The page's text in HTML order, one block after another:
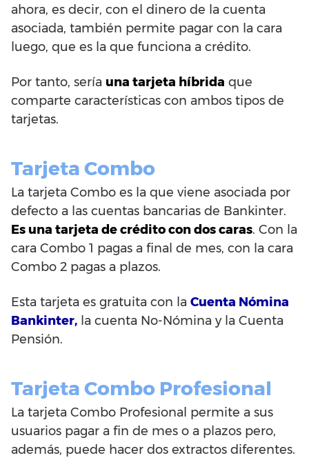
ahora, es decir, con el dinero de la cuenta
asociada, también permite pagar con la cara
luego, que es la que funciona a crédito.
Por tanto, sería una tarjeta híbrida que
comparte características con ambos tipos de
tarjetas.
Tarjeta Combo
La tarjeta Combo es la que viene asociada por
defecto a las cuentas bancarias de Bankinter.
Es una tarjeta de crédito con dos caras. Con la
cara Combo 1 pagas a final de mes, con la cara
Combo 2 pagas a plazos.
Esta tarjeta es gratuita con la Cuenta Nómina
Bankinter, la cuenta No-Nómina y la Cuenta
Pensión.
Tarjeta Combo Profesional
La tarjeta Combo Profesional permite a sus
usuarios pagar a fin de mes o a plazos pero,
además, puede hacer dos extractos diferentes.